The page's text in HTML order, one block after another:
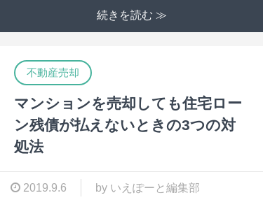
続きを読む ≫
不動産売却
マンションを売却しても住宅ロー
ン残債が払えないときの3つの対
処法
2019.9.6 by いえぽーと編集部